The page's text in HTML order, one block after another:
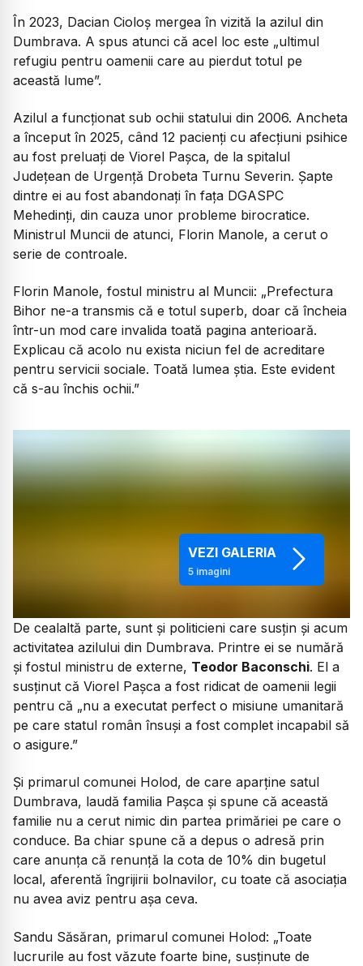
În 2023, Dacian Cioloș mergea în vizită la azilul din
Dumbrava. A spus atunci că acel loc este „ultimul
refugiu pentru oamenii care au pierdut totul pe
această lume”.
Azilul a funcționat sub ochii statului din 2006. Ancheta
a început în 2025, când 12 pacienţi cu afecţiuni psihice
au fost preluați de Viorel Pașca, de la spitalul
Județean de Urgență Drobeta Turnu Severin. Șapte
dintre ei au fost abandonați în fața DGASPC
Mehedinți, din cauza unor probleme birocratice.
Ministrul Muncii de atunci, Florin Manole, a cerut o
serie de controale.
Florin Manole, fostul ministru al Muncii: „Prefectura
Bihor ne-a transmis că e totul superb, doar că încheia
într-un mod care invalida toată pagina anterioară.
Explicau că acolo nu exista niciun fel de acreditare
pentru servicii sociale. Toată lumea știa. Este evident
că s-au închis ochii.”
VEZI GALERIA
5imagini
De cealaltă parte, sunt și politicieni care susțin și acum
activitatea azilului din Dumbrava. Printre ei se numără
și fostul ministru de externe, Teodor Baconschi. El a
susținut că Viorel Pașca a fost ridicat de oamenii legii
pentru că „nu a executat perfect o misiune umanitară
pe care statul român însuși a fost complet incapabil să
o asigure.”
Și primarul comunei Holod, de care aparține satul
Dumbrava, laudă familia Pașca și spune că această
familie nu a cerut nimic din partea primăriei pe care o
conduce. Ba chiar spune că a depus o adresă prin
care anunța că renunță la cota de 10% din bugetul
local, aferentă îngrijirii bolnavilor, cu toate că asociația
nu avea aviz pentru așa ceva.
Sandu Săsăran, primarul comunei Holod: „Toate
lucrurile au fost văzute foarte bine, susținute de